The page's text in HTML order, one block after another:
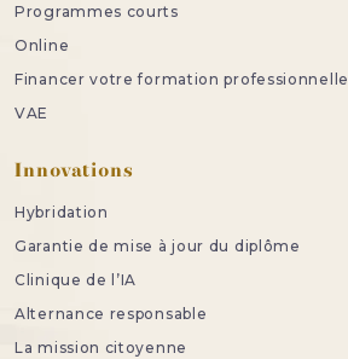
Programmes courts
Online
Financer votre formation professionnelle
VAE
Innovations
Hybridation
Garantie de mise à jour du diplôme
Clinique de l’IA
Alternance responsable
La mission citoyenne